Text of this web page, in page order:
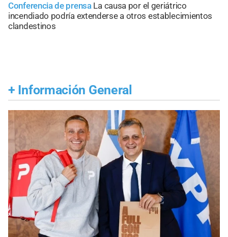
Conferencia de prensa La causa por el geriátrico
incendiado podría extenderse a otros establecimientos
clandestinos
+ Información General